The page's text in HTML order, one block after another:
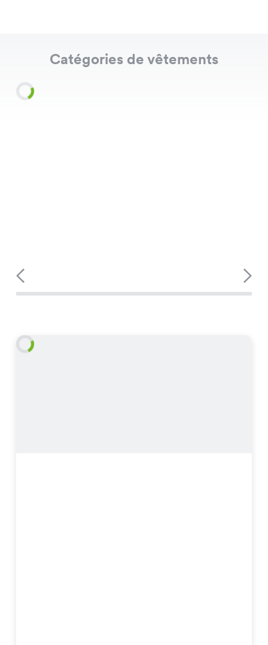
Catégories de vêtements